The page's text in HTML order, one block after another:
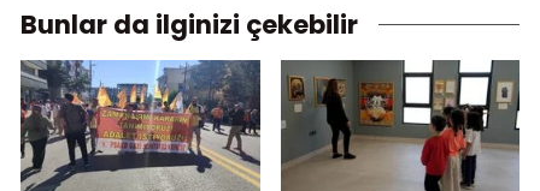
Bunlar da ilginizi çekebilir